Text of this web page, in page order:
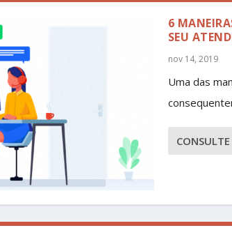
6
SEU
nov 14, 2019
Uma das